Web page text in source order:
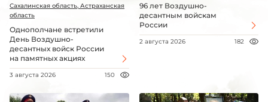
Сахалинская область, Астраханская
область
Однополчане встретили
День Воздушно-
десантных войск России
на памятных акциях
3 августа 2026 150
96 лет Воздушно-
десантным войскам
России
2 августа 2026 182